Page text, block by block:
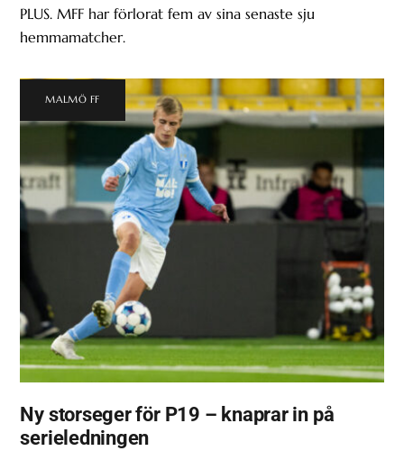
PLUS. MFF har förlorat fem av sina senaste sju
hemmamatcher.
MALMÖ FF
Ny storseger för P19 – knaprar in på
serieledningen